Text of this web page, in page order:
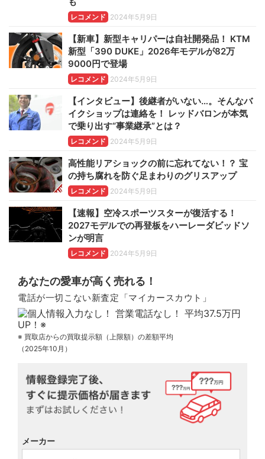
レコメンド 2024年5月9日
【新車】新型キャリパーは自社開発品！ KTM
新型「390 DUKE」2026年モデルが82万
9000円で登場
レコメンド 2024年5月9日
【インタビュー】後継者がいない…。そんなバ
イクショップは連絡を！ レッドバロンが本気
で乗り出す“事業継承”とは？
レコメンド 2024年5月9日
高性能リアショックの前に忘れてない！？ 宝
の持ち腐れを防ぐ足まわりのグリスアップ
レコメンド 2024年5月9日
【速報】空冷スポーツスターが復活する！
2027モデルでの再登板をハーレーダビッドソ
ンが明言
レコメンド 2024年5月9日
あなたの愛車が高く売れる！
電話が一切こない新査定「マイカースカウト」
※ 買取店からの買取提示額（上限額）の差額平均
（2025年10月）
メーカー